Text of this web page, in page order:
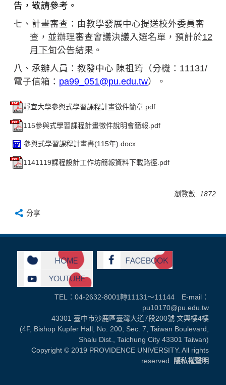
告，敬請參考。
七、計畫審查：由教學發展中心提送校外委員審
查，並辦理審查會議決議入選名單，預計於12
月下旬公告結果。
八、承辦人員： 教發中心 陳祖筠（分機：11131/
電子信箱： pa99_051@pu.edu.tw） 。
靜宜大學參與式學習課程計畫徵件簡章.pdf
115參與式學習課程計畫徵件說明會簡報.pdf
參與式學習課程計畫書(115年).docx
1141119課程設計工作坊簡報資料下載路徑.pdf
瀏覽數: 1872
分享
TEL：04-2632-8001轉11131～11144 E-mail：
pu10170@pu.edu.tw
43301 臺中市沙鹿區臺灣大道7段200號 文興樓4樓
(4F, Bishop Kupfer Hall, No. 200, Sec. 7, Taiwan Boulevard,
Shalu Dist., Taichung City 43301 Taiwan)
Copyright © 2019 PROVIDENCE UNIVERSITY. All rights
reserved.
隱私權聲明